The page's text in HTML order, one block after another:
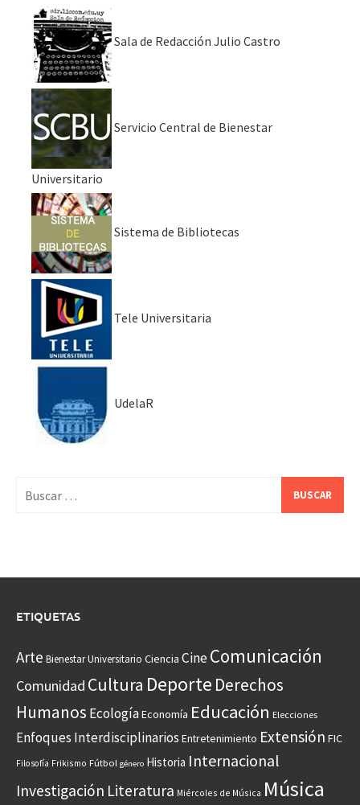
Sala de Redacción Julio Castro
Servicio Central de Bienestar
Universitario
Sistema de Bibliotecas
Tele Universitaria
UdelaR
ETIQUETAS
Arte Bienestar Universitario Ciencia CineComunicación
Comunidad Cultura Deporte Derechos
Humanos EcologíaEconomía Educación Elecciones
Enfoques Interdisciplinarios Entretenimiento Extensión FIC
Filosofía Frikismo Fútbol género Historia Internacional
Investigación Literatura Miércoles de Música Música